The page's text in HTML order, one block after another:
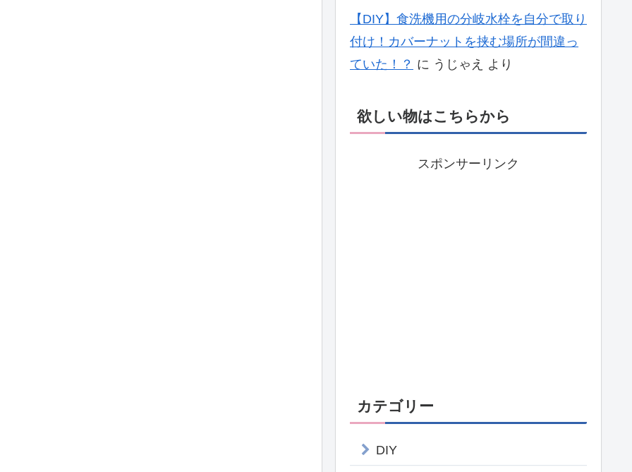
【DIY】食洗機用の分岐水栓を自分で取り
付け！カバーナットを挟む場所が間違っ
ていた！？ に うじゃえ より
欲しい物はこちらから
スポンサーリンク
カテゴリー
DIY